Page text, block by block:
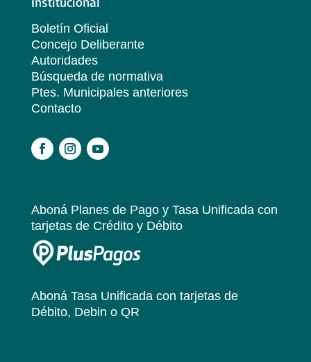
Institucional
Boletín Oficial
Concejo Deliberante
Autoridades
Búsqueda de normativa
Ptes. Municipales anteriores
Contacto
Aboná Planes de Pago y Tasa Unificadacon
tarjetas de Crédito y Débito
Aboná Tasa Unificadacon tarjetas de
Débito, Debin o QR